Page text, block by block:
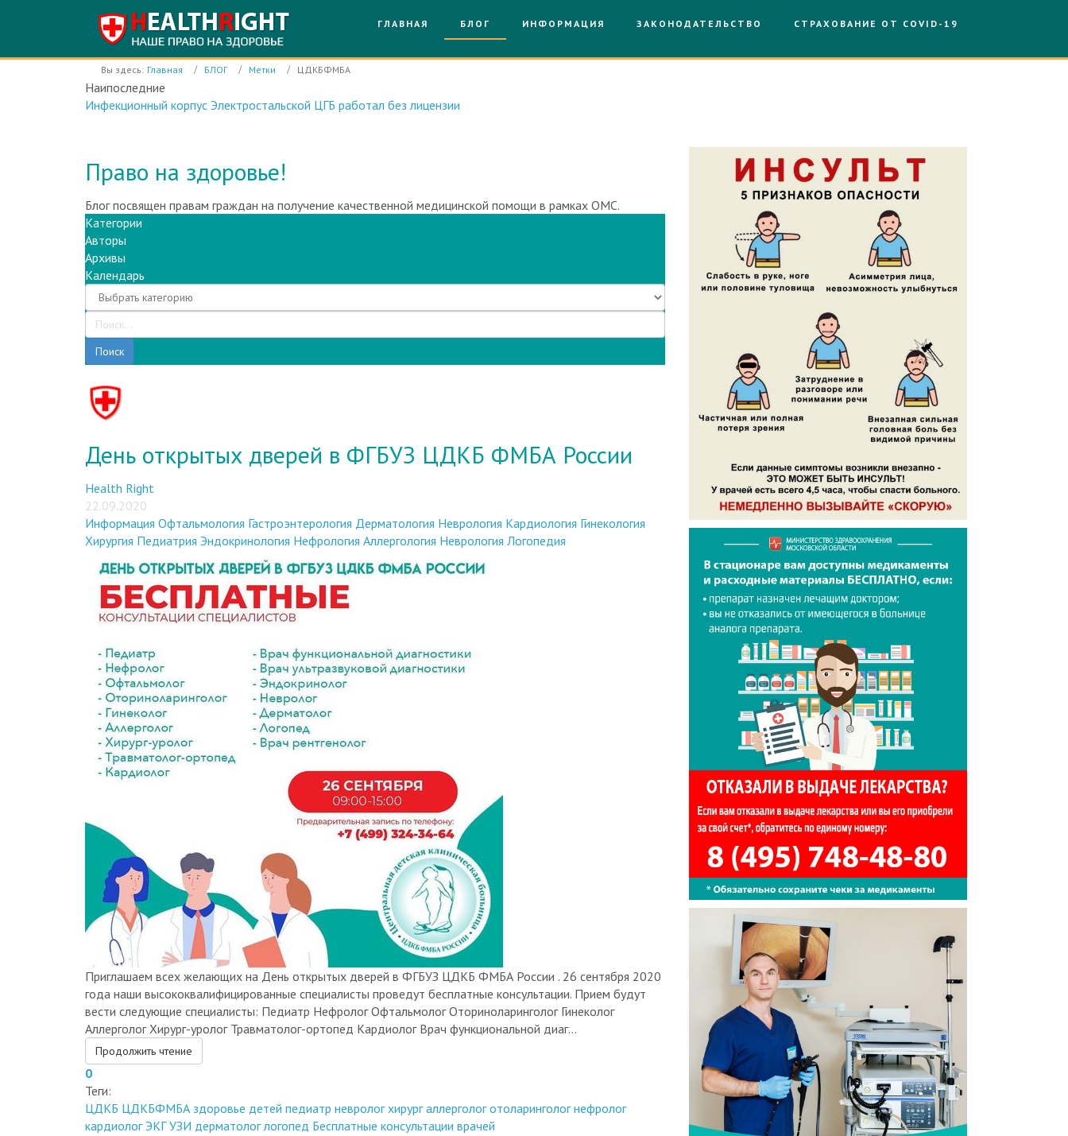
ГЛАВНАЯ БЛОГ ИНФОРМАЦИЯ ЗАКОНОДАТЕЛЬСТВО СТРАХОВАНИЕ ОТ COVID-19
Вы здесь: Главная БЛОГ Метки ЦДКБФМБА
Наипоследние
Инфекционный корпус Электростальской ЦГБ работал без лицензии
Блог посвящен правам граждан на получение качественной медицинской помощи в рамках ОМС.
Категории
Авторы
Архивы
Календарь
Поиск
Health Right
22.09.2020
Информация
Хирургия Педиатрия Эндокринология Нефрология Аллергология Неврология Логопедия
Приглашаем всех желающих на День открытых дверей в ФГБУЗ ЦДКБ ФМБА России . 26 сентября 2020
года наши высококвалифицированные специалисты проведут бесплатные консультации. Прием будут
вести следующие специалисты: Педиатр Нефролог Офтальмолог Оториноларинголог Гинеколог
Аллерголог Хирург-уролог Травматолог-ортопед Кардиолог Врач функциональной диаг...
Продолжить чтение
Теги:
ЦДКБ
кардиолог ЭКГ УЗИ дерматолог логопед Бесплатные консультации врачей